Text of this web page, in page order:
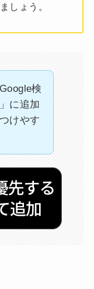
しょう。
検
に追加
けやす